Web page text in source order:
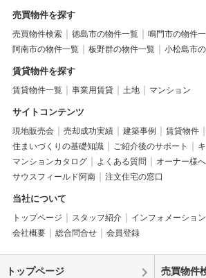
売買物件を探す
売買物件検索 徳島市の物件一覧
鳴門市の物件
阿南市の物件一覧
板野群の物件一覧 小松島市
賃貸物件を探す
賃貸物件一覧 事業用賃貸 土地 マンション
サイトコンテンツ
現地販売会 売却成功実績 建築事例 賃貸物件
住まいづくりの基礎知識
ご紹介後のサポート
マンションカタログ
よくある質問 オーナー様へ
サウスフィールド阿南
注文住宅の窓口
当社について
トップページ スタッフ紹介 インフォメーション
会社概要
総合問合せ 会員登録
トップページ 売買物件